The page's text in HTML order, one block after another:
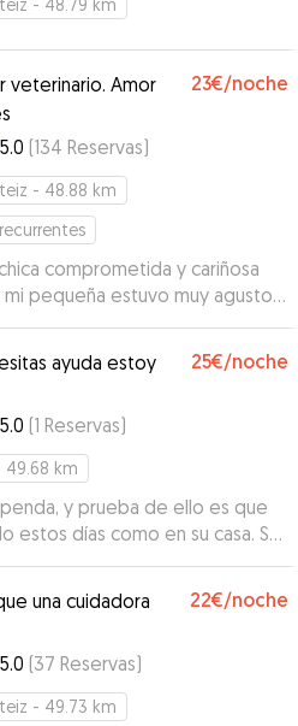
- 48.79 km
veterinario. Amor
23€/noche
5.0 (134 Reservas)
- 48.88 km
comprometida y cariñosa
pequeña estuvo muy agusto
seguro”
ayuda estoy
25€/noche
5.0 (1 Reservas)
49.68 km
y prueba de ello es que
estos días como en su casa. Se
actividades por las fotos que
que vino jejeje
”
una cuidadora
22€/noche
5.0 (37 Reservas)
- 49.73 km